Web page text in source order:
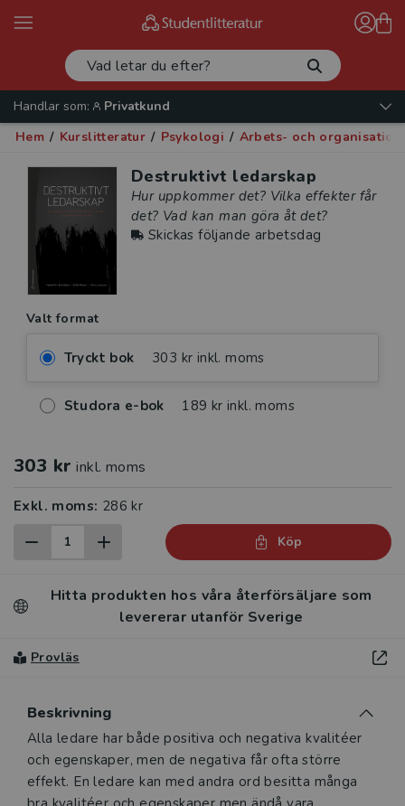
Handlar som:
Privatkund
Hem / Kurslitteratur / Psykologi / Arbets- och
Destruktivt ledarskap
Hur uppkommer det? Vilka effekter får
det? Vad kan man göra åt det?
Skickas följande arbetsdag
Valt format
Tryckt bok 303 kr inkl. moms
Studora e-bok 189 kr inkl. moms
303 kr inkl. moms
Exkl. moms: 286 kr
Köp
Hitta produkten hos våra återförsäljare som
levererar utanför Sverige
Provläs
Beskrivning
Beskrivning
Alla ledare har både positiva och negativa kvalitéer
och egenskaper, men de negativa får ofta större
effekt. En ledare kan med andra ord besitta många